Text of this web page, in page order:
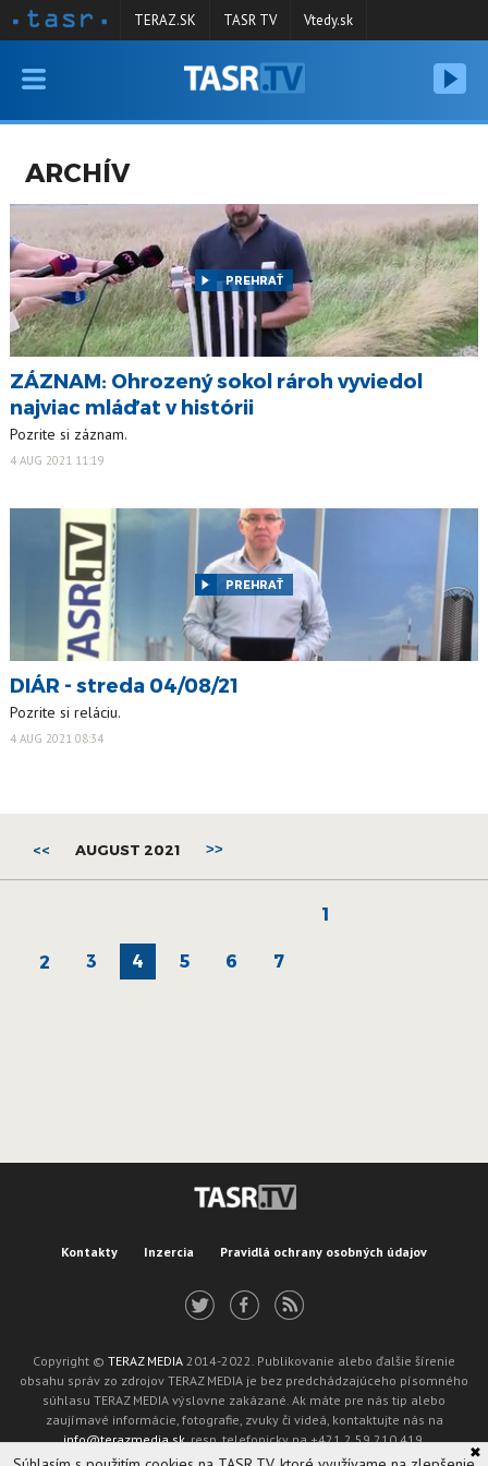
VYSIELANIE
SPRAVODAJSTVO
KONTAKT
ARCHÍV
TERAZ.SK TASR TV Vtedy.sk
ARCHÍV
PREHRAŤ
ZÁZNAM: Ohrozený sokol rároh vyviedol
najviac mláďat v histórii
Pozrite si záznam.
4 AUG 2021 11:19
PREHRAŤ
DIÁR - streda 04/08/21
Pozrite si reláciu.
4 AUG 2021 08:34
<< AUGUST 2021 >>
1
2 3 4 5 6 7
Kontakty Inzercia Pravidlá ochrany osobných údajov
Copyright © TERAZ MEDIA 2014-2022. Publikovanie alebo ďalšie šírenie
obsahu správ zo zdrojov TERAZ MEDIA je bez predchádzajúceho písomného
súhlasu TERAZ MEDIA výslovne zakázané. Ak máte pre nás tip alebo
zaujímavé informácie, fotografie, zvuky či videá, kontaktujte nás na
info@terazmedia.sk, resp. telefonicky na +421 2 59 210 419.
Žiadosť o zverejnenie opravy v zmysle zákona o publikáciách je možné zaslať✖